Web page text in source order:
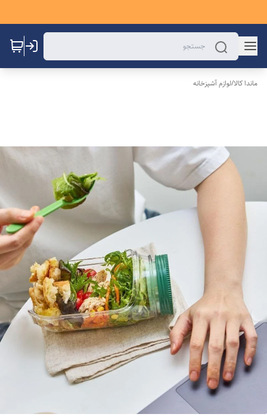
ماندا کالا/لوازم آشپزخانه